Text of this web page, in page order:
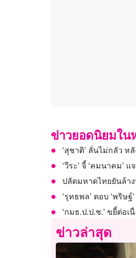
ข่าวยอดนิยมใน
‘สุชาติ’ ลั่นไม่กลัว ห
‘วีระ’ จี้ ‘คมนาคม’
ปลัดมหาดไทยยันล้า
‘รุทธพล’ ตอบ ‘พริษ
‘กมธ.ป.ป.ช.’ ขยี้ต่อเ
ข่าวล่าสุด